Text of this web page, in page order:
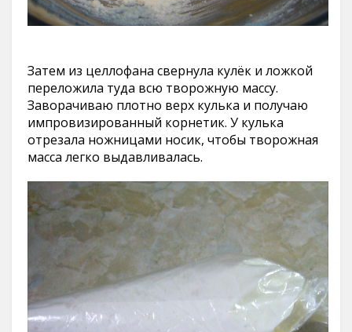
Затем из целлофана свернула кулёк и ложкой
переложила туда всю творожную массу.
Заворачиваю плотно верх кулька и получаю
импровизированный корнетик. У кулька
отрезала ножницами носик, чтобы творожная
масса легко выдавливалась.